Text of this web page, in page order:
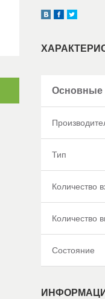
Основные
Тип
Количество
Количество
Состояние